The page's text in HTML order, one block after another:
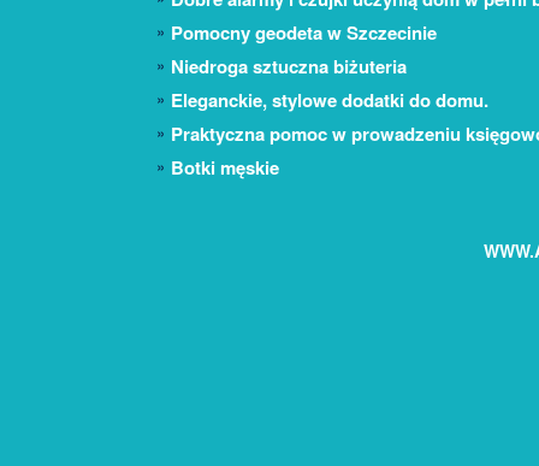
Pomocny geodeta w Szczecinie
Niedroga sztuczna biżuteria
Eleganckie, stylowe dodatki do domu.
Praktyczna pomoc w prowadzeniu
Botki męskie